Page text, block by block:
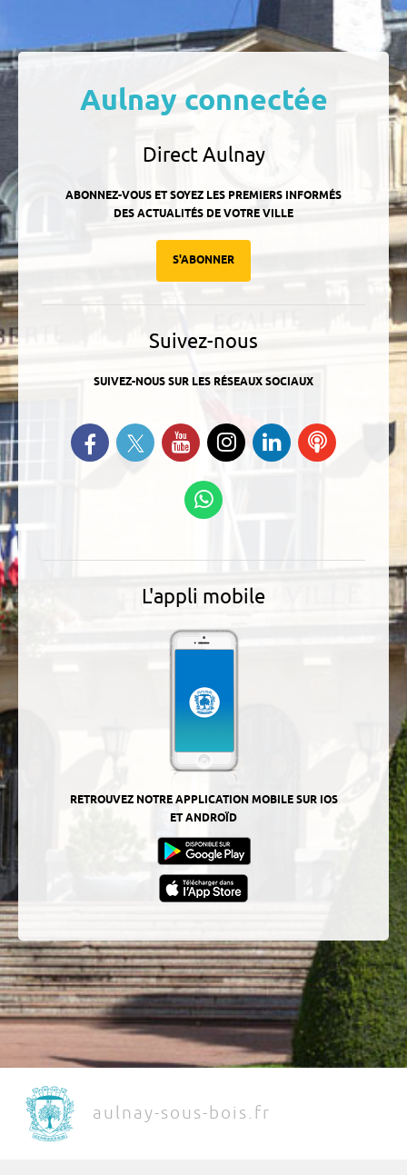
Aulnay connectée
Direct Aulnay
ABONNEZ-VOUS ET SOYEZ LES PREMIERS INFORMÉS
DES ACTUALITÉS DE VOTRE VILLE
S'ABONNER
Suivez-nous
SUIVEZ-NOUS SUR LES RÉSEAUX SOCIAUX
Retrouvez-nous sur Facebook
Suivez-nous sur Twitter
Suivez-nous sur YouTube
Suivez-nous sur
Instagram
Retrouvez-
nous sur
Ecoutez
L'appli mobile
RETROUVEZ NOTRE APPLICATION MOBILE SUR IOS
ET ANDROÏD
aulnay-sous-bois.fr